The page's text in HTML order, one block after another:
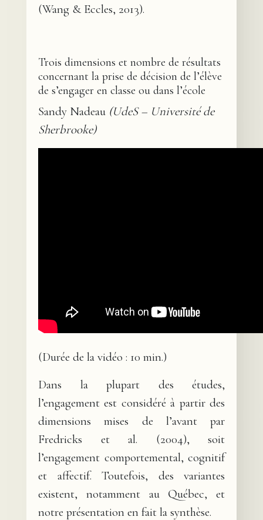
(Wang & Eccles, 2013).
Trois dimensions et nombre de résultats
concernant la prise de décision de l’élève
de s’engager en classe ou dans l’école
Sandy Nadeau (UdeS – Université de
Sherbrooke)
(Durée de la vidéo : 10 min.)
Dans la plupart des études,
l’engagement est considéré à partir des
dimensions mises de l’avant par
Fredricks et al. (2004), soit
l’engagement comportemental, cognitif
et affectif. Toutefois, des variantes
existent, notamment au Québec, et
notre présentation en fait la synthèse.